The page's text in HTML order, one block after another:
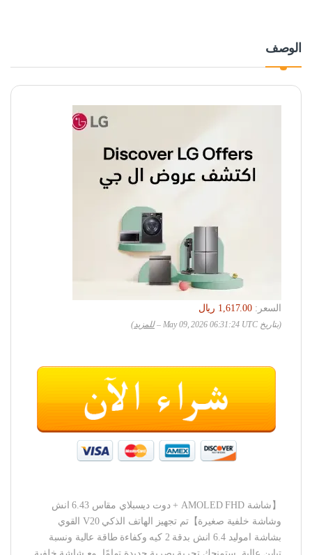
الوصف
السعر:
‏1,617.00 ريال
(بتاريخ May 09, 2026 06:31:24 UTC – للمزيد)
【شاشة AMOLED FHD + دوت ديسبلاي مقاس 6.43 انش
وشاشة خلفية صغيرة】تم تجهيز الهاتف الذكي V20 القوي
بشاشة اموليد 6.4 انش بدقة 2 كيه وكفاءة طاقة عالية ونسبة